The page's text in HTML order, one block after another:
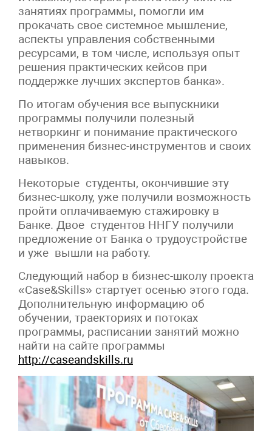
занятиях программы, помогли им
прокачать свое системное мышление,
аспекты управления собственными
ресурсами, в том числе, используя опыт
решения практических кейсов при
поддержке лучших экспертов банка».
По итогам обучения все выпускники
программы получили полезный
нетворкинг и понимание практического
применения бизнес-инструментов и своих
навыков.
Некоторые студенты, окончившие эту
бизнес-школу, уже получили возможность
пройти оплачиваемую стажировку в
Банке. Двое студентов ННГУ получили
предложение от Банка о трудоустройстве
и уже вышли на работу.
Следующий набор в бизнес-школу проекта
«Case&Skills» стартует осенью этого года.
Дополнительную информацию об
обучении, траекториях и потоках
программы, расписании занятий можно
найти на сайте программы
http://caseandskills.ru